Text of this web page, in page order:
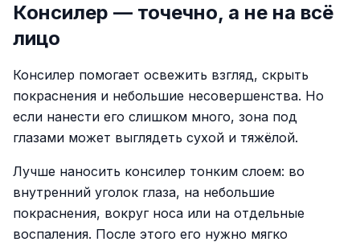
Консилер — точечно, а не на всё
лицо
Консилер помогает освежить взгляд, скрыть
покраснения и небольшие несовершенства. Но
если нанести его слишком много, зона под
глазами может выглядеть сухой и тяжёлой.
Лучше наносить консилер тонким слоем: во
внутренний уголок глаза, на небольшие
покраснения, вокруг носа или на отдельные
воспаления. После этого его нужно мягко